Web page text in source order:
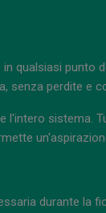
qualsiasi punto
senza perdite e
l'intero sistema.
durante la